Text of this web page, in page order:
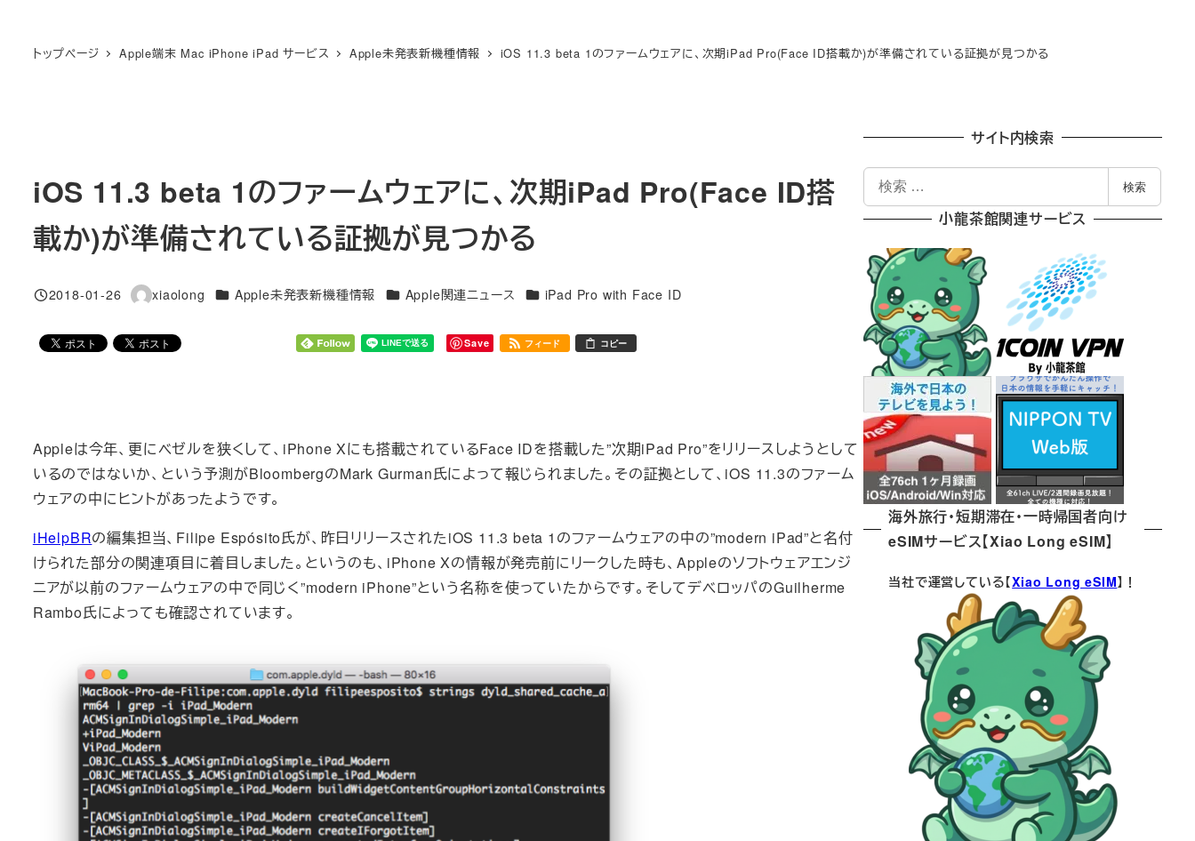
トップページ Apple端末 Mac iPhone iPad サービス Apple未発表新機種情報 iOS 11.3 beta 1のファームウェアに、次期iPad Pro(Face ID搭載か)が準備されている証拠が見つかる
iOS 11.3 beta 1のファームウェアに、次期iPad Pro(Face ID搭
載か)が準備されている証拠が見つかる
投稿日
2018-01-26
著
xiaolong カテゴリー
Apple未発表新機種情報 カテゴリー
Apple関連ニュース カテゴリー
iPad Pro with Face ID
Save フィード コピー
Appleは今年、更にベゼルを狭くして、iPhone Xにも搭載されているFace IDを搭載した”次期iPad Pro”をリリースしようとして
いるのではないか、という予測がBloombergのMark Gurman氏によって報じられました。その証拠として、iOS 11.3のファーム
ウェアの中にヒントがあったようです。
iHelpBRの編集担当、Filipe Espósito氏が、昨日リリースされたiOS 11.3 beta 1のファームウェアの中の”modern iPad”と名付
けられた部分の関連項目に着目しました。というのも、iPhone Xの情報が発売前にリークした時も、Appleのソフトウェアエンジ
ニアが以前のファームウェアの中で同じく”modern iPhone”という名称を使っていたからです。そしてデベロッパのGuilherme
Rambo氏によっても確認されています。
サイト内検索
索
検索
小龍茶館関連サービス
海外旅行・短期滞在・一時帰国者向け
eSIMサービス【Xiao Long eSIM】
当社で運営している【Xiao Long eSIM】！